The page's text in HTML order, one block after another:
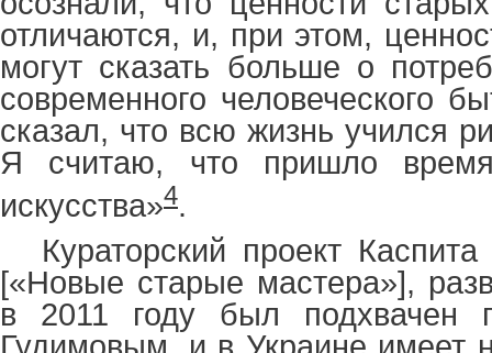
отличаются, и, при этом,
могут сказать больше о
современного человеческого
сказал, что всю жизнь учился
Я считаю, что пришло время
искусства»4.
Кураторский проект
[«Новые старые мастера»],
в 2011 году был подхвачен